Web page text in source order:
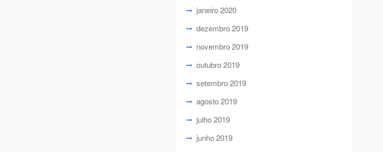
janeiro 2020
dezembro 2019
novembro 2019
outubro 2019
setembro 2019
agosto 2019
julho 2019
junho 2019